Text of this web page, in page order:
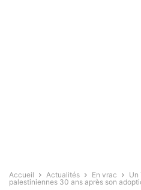
Accueil Actualités En vrac
Un
palestiniennes 30 ans après son